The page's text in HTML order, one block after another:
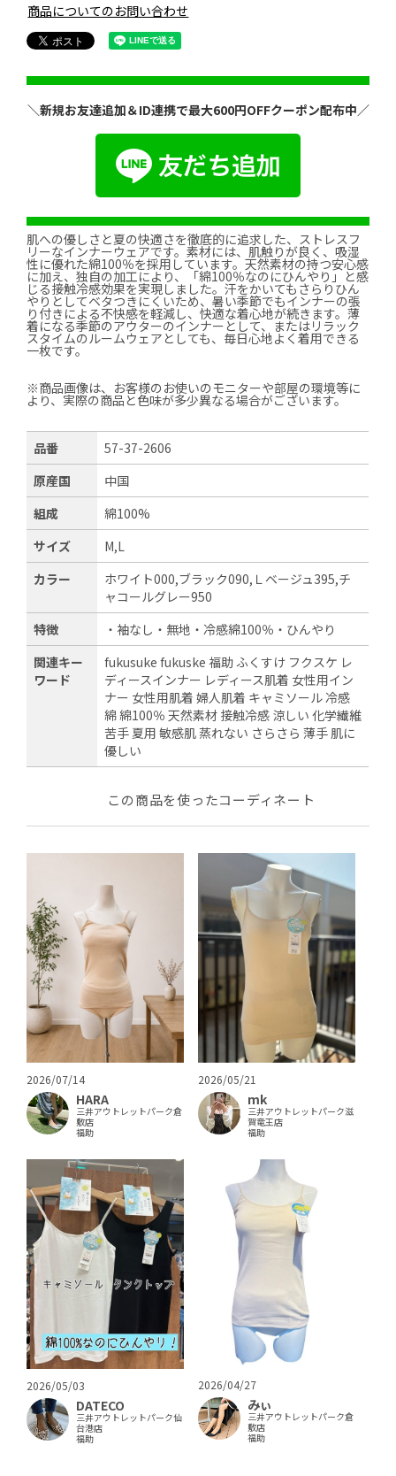
商品についてのお問い合わせ
＼新規お友達追加＆ID連携で最大600円OFFクーポン配布中／
肌への優しさと夏の快適さを徹底的に追求した、ストレスフ
リーなインナーウェアです。素材には、肌触りが良く、吸湿
性に優れた綿100％を採用しています。天然素材の持つ安心感
に加え、独自の加工により、「綿100％なのにひんやり」と感
じる接触冷感効果を実現しました。汗をかいてもさらりひん
やりとしてベタつきにくいため、暑い季節でもインナーの張
り付きによる不快感を軽減し、快適な着心地が続きます。薄
着になる季節のアウターのインナーとして、またはリラック
スタイムのルームウェアとしても、毎日心地よく着用できる
一枚です。
※商品画像は、お客様のお使いのモニターや部屋の環境等に
より、実際の商品と色味が多少異なる場合がございます。
品番
57-37-2606
原産国
中国
組成
綿100%
サイズ
M,L
カラー
ホワイト000,ブラック090,Ｌベージュ395,チ
ャコールグレー950
特徴
・袖なし・無地・冷感綿100％・ひんやり
関連キー
ワード
fukusuke fukuske 福助 ふくすけ フクスケ レ
ディースインナー レディース肌着 女性用イン
ナー 女性用肌着 婦人肌着 キャミソール 冷感
綿 綿100％ 天然素材 接触冷感 涼しい 化学繊維
苦手 夏用 敏感肌 蒸れない さらさら 薄手 肌に
優しい
この商品を使ったコーディネート
2026/07/14
HARA
三井アウトレットパーク倉
敷店
福助
2026/05/21
mk
三井アウトレットパーク滋
賀竜王店
福助
2026/05/03
DATECO
三井アウトレットパーク仙
台港店
福助
2026/04/27
みぃ
三井アウトレットパーク倉
敷店
福助